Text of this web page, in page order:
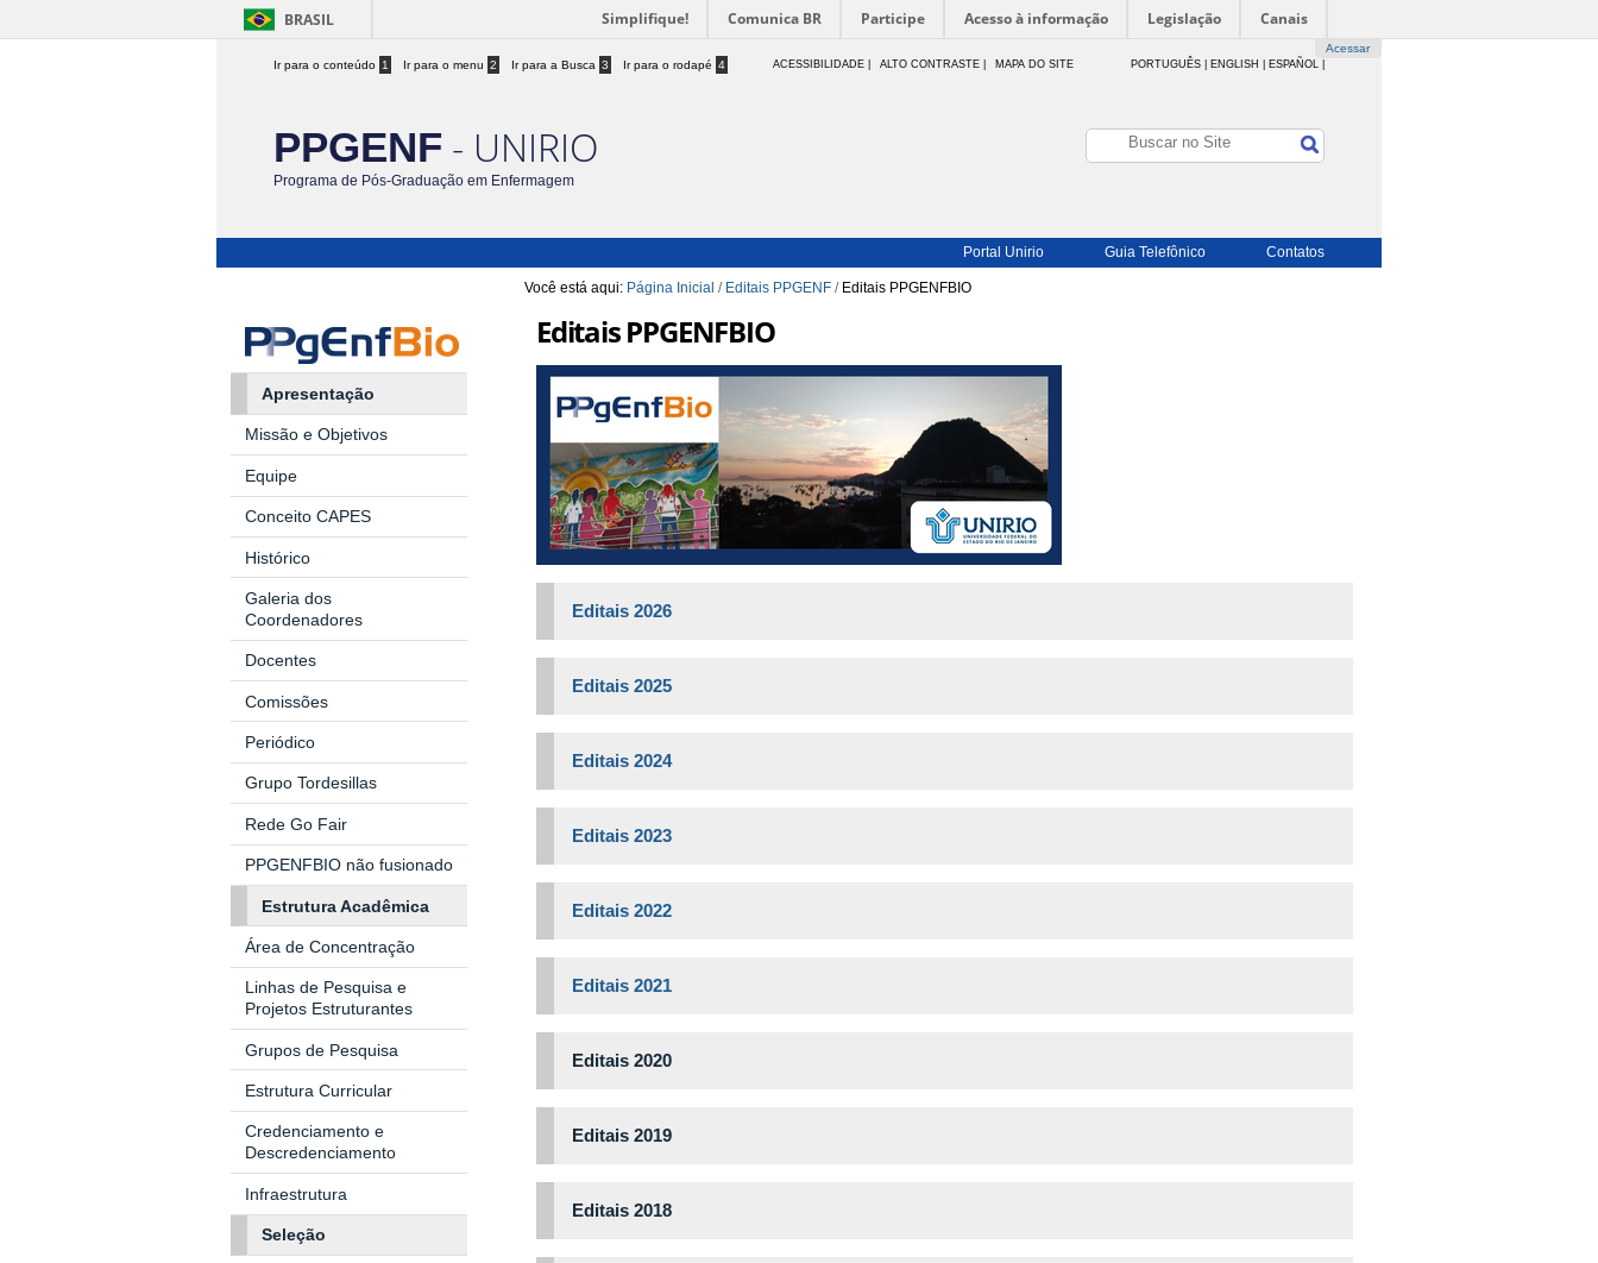
BRASIL Simplifique! Comunica BR Participe Acesso à informação Legislação Canais
Acessar
Ir para o conteúdo 1 Ir para o menu 2 Ir para a Busca 3 Ir para o rodapé 4 PORTUGUÊS | ENGLISH | ESPAÑOL |
ACESSIBILIDADE ALTO CONTRASTE | MAPA DO SITE
PPGENF - UNIRIO
Programa de Pós-Graduação em Enfermagem
Portal Unirio Guia Telefônico Contatos
Você está aqui: Página Inicial / Editais PPGENF / Editais PPGENFBIO
Editais PPGENFBIO
Editais 2026
Editais 2025
Editais 2024
Editais 2023
Editais 2022
Editais 2021
Editais 2020
Editais 2019
Editais 2018
Apresentação
Missão e Objetivos
Equipe
Conceito CAPES
Histórico
Galeria dos
Coordenadores
Docentes
Comissões
Periódico
Grupo Tordesillas
Rede Go Fair
PPGENFBIO não fusionado
Estrutura Acadêmica
Área de Concentração
Linhas de Pesquisa e
Projetos Estruturantes
Grupos de Pesquisa
Estrutura Curricular
Credenciamento e
Descredenciamento
Infraestrutura
Seleção